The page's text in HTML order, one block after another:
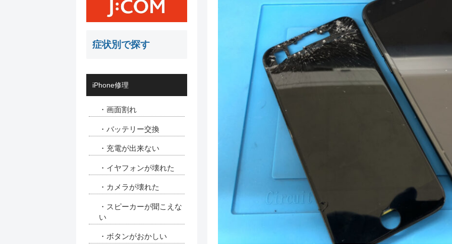
症状別で探す
iPhone修理
・画面割れ
・バッテリー交換
・充電が出来ない
・イヤフォンが壊れた
・カメラが壊れた
・スピーカーが聞こえな
い
・ボタンがおかしい